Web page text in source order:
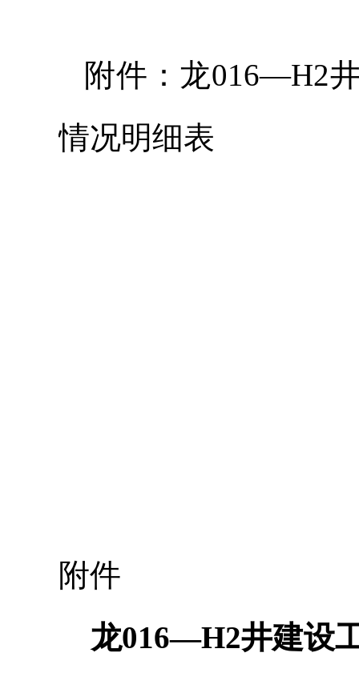
附件：龙016—H2
情况明细表
附件
龙016—H2井建设